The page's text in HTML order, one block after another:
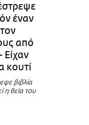
Οι Αθηναίοι
Απώλειες
Lgbtqi+
Επιλογές
έναν
από
Είχαν
κουτί
βιβλία
η θεία του